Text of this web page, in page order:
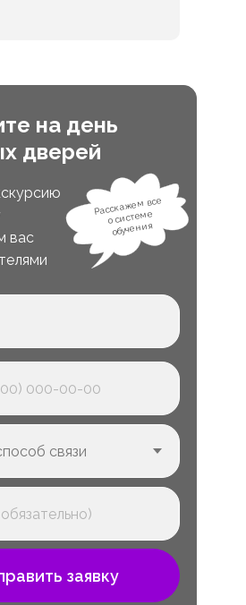
на день
дверей
вас
Расскажем все
о системе
обучения
заявку